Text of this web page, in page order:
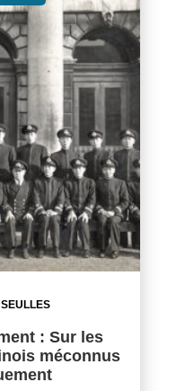
: Sur les
méconnus